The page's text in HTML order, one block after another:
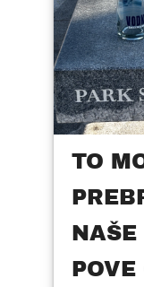
TO